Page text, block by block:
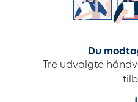
Du
Tre udvalgte